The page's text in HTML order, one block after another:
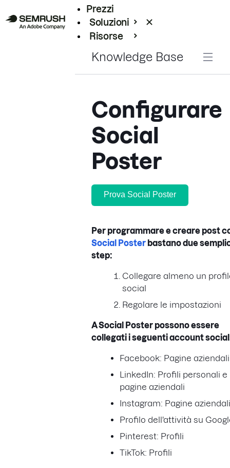
Prezzi
Soluzioni
Risorse
Knowledge Base
Configurare
Social
Poster
Prova Social Poster
Per programmare e creare post
Social Poster bastano due
step:
Collegare almeno un
social
Regolare le impostazioni
A Social Poster possono essere
collegati i seguenti account
Facebook: Pagine aziendali
LinkedIn: Profili personali e
pagine aziendali
Instagram: Pagine aziendali
Profilo dell'attività su
Pinterest: Profili
TikTok: Profili